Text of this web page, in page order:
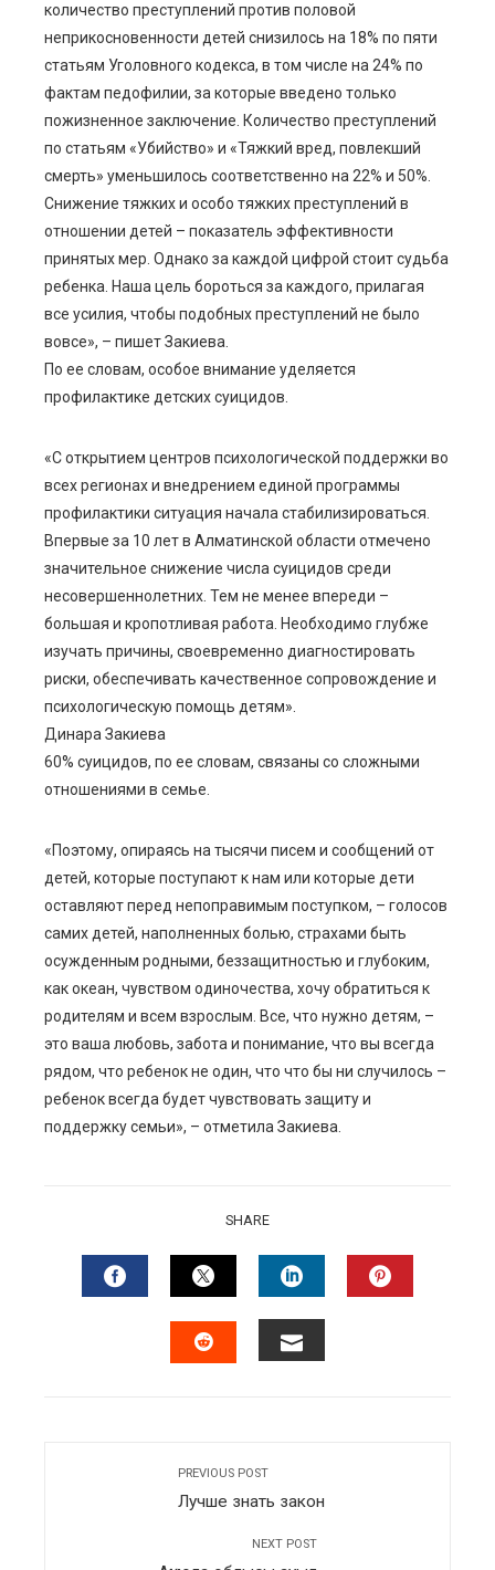
количество преступлений против половой
неприкосновенности детей снизилось на 18% по пяти
статьям Уголовного кодекса, в том числе на 24% по
фактам педофилии, за которые введено только
пожизненное заключение. Количество преступлений
по статьям «Убийство» и «Тяжкий вред, повлекший
смерть» уменьшилось соответственно на 22% и 50%.
Снижение тяжких и особо тяжких преступлений в
отношении детей – показатель эффективности
принятых мер. Однако за каждой цифрой стоит судьба
ребенка. Наша цель бороться за каждого, прилагая
все усилия, чтобы подобных преступлений не было
вовсе», – пишет Закиева.
По ее словам, особое внимание уделяется
профилактике детских суицидов.
«С открытием центров психологической поддержки во
всех регионах и внедрением единой программы
профилактики ситуация начала стабилизироваться.
Впервые за 10 лет в Алматинской области отмечено
значительное снижение числа суицидов среди
несовершеннолетних. Тем не менее впереди –
большая и кропотливая работа. Необходимо глубже
изучать причины, своевременно диагностировать
риски, обеспечивать качественное сопровождение и
психологическую помощь детям».
Динара Закиева
60% суицидов, по ее словам, связаны со сложными
отношениями в семье.
«Поэтому, опираясь на тысячи писем и сообщений от
детей, которые поступают к нам или которые дети
оставляют перед непоправимым поступком, – голосов
самих детей, наполненных болью, страхами быть
осужденным родными, беззащитностью и глубоким,
как океан, чувством одиночества, хочу обратиться к
родителям и всем взрослым. Все, что нужно детям, –
это ваша любовь, забота и понимание, что вы всегда
рядом, что ребенок не один, что что бы ни случилось –
ребенок всегда будет чувствовать защиту и
поддержку семьи», – отметила Закиева.
SHARE
FACEBOOKTWITTERLINKEDIN
PREVIOUS POST
Лучше знать закон
NEXT POST